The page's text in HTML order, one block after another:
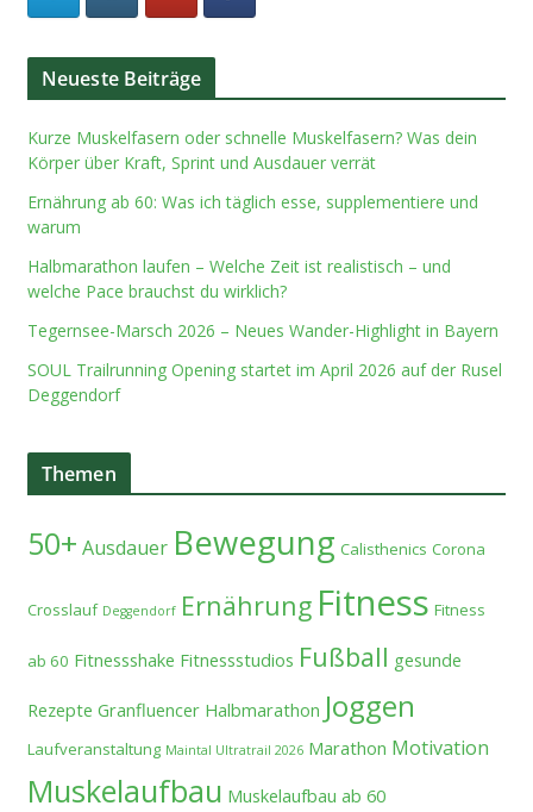
Neueste Beiträge
Kurze Muskelfasern oder schnelle Muskelfasern? Was dein
Körper über Kraft, Sprint und Ausdauer verrät
Ernährung ab 60: Was ich täglich esse, supplementiere und
warum
Halbmarathon laufen – Welche Zeit ist realistisch – und
welche Pace brauchst du wirklich?
Tegernsee-Marsch 2026 – Neues Wander-Highlight in Bayern
SOUL Trailrunning Opening startet im April 2026 auf der Rusel
Deggendorf
Themen
50+ Ausdauer Bewegung Calisthenics Corona
Crosslauf Deggendorf Ernährung Fitness Fitness
ab 60 Fitnessshake Fitnessstudios Fußball gesunde
Rezepte Granfluencer Halbmarathon Joggen
Laufveranstaltung Maintal Ultratrail 2026 Marathon Motivation
Muskelaufbau Muskelaufbau ab 60